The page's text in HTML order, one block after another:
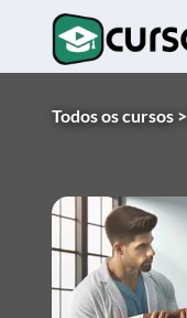
Todos os cursos >